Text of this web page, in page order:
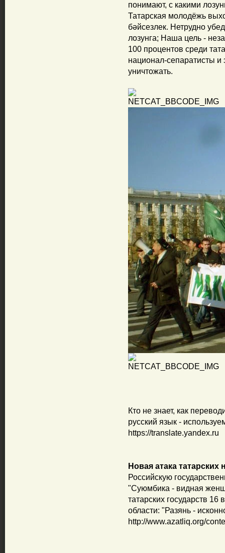
понимают, с какими
Татарская молодёжь
бәйсезлек. Нетрудно
лозунга; Наша цель -
100 процентов среди
национал-сепаратисты
уничтожать.
Кто не знает, как
русский язык -
https://translate.yandex.ru
Новая атака татарских
Российскую
"Суюмбика - видная
татарских государств
области: "Разянь -
http://www.azatliq.org/